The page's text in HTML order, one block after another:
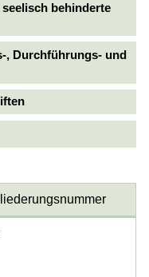
behinderte
, Durchführungs- und